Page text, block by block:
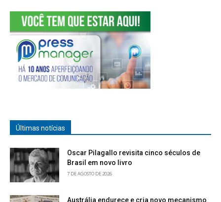
Últimas notícias
Oscar Pilagallo revisita cinco séculos de
Brasil em novo livro
7 DE AGOSTO DE 2026
Austrália endurece e cria novo mecanismo